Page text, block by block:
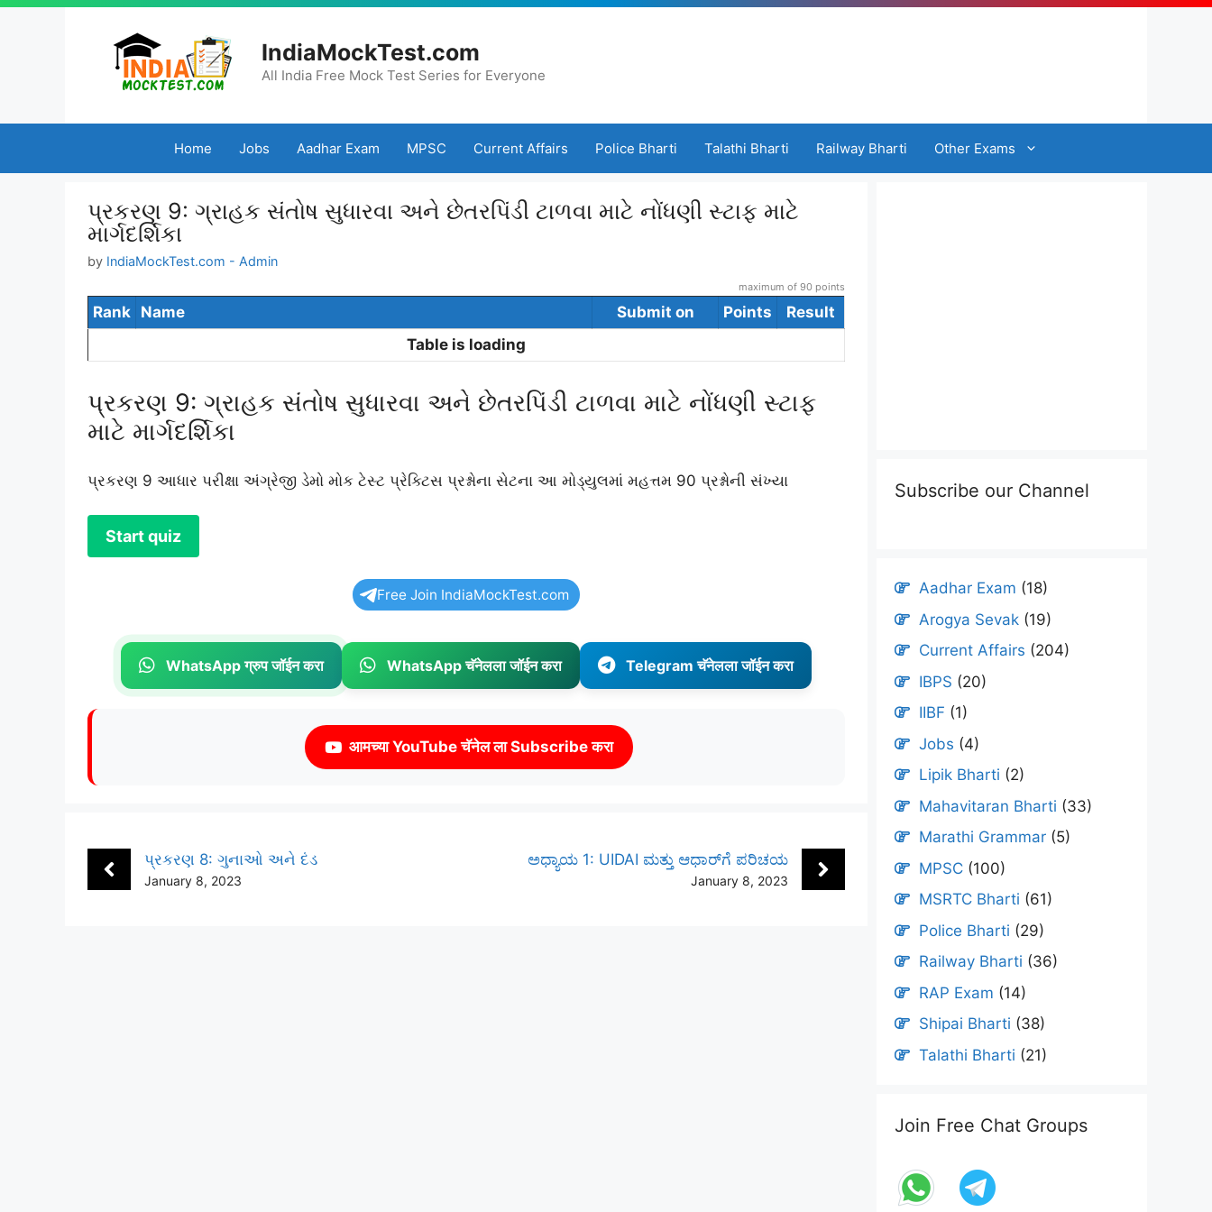
Skip
IndiaMockTest.com
All India Free Mock Test Series for Everyone
Home Jobs Aadhar Exam MPSC Current Affairs Police Bharti Talathi Bharti Railway Bharti Other Exams
પ્રકરણ 9: ગ્રાહક સંતોષ સુધારવા અને છેતરપિંડી ટાળવા માટે નોંધણી સ્ટાફ માટે
માર્ગદર્શિકા
by IndiaMockTest.com - Admin
maximum of 90 points
Rank Name Submit on Points
Result
Table is loading
પ્રકરણ 9: ગ્રાહક સંતોષ સુધારવા અને છેતરપિંડી ટાળવા માટે નોંધણી સ્ટાફ
માટે માર્ગદર્શિકા
પ્રકરણ 9 આધાર પરીક્ષા અંગ્રેજી ડેમો મોક ટેસ્ટ પ્રેક્ટિસ પ્રશ્નોના સેટના આ મોડ્યુલમાં મહત્તમ 90 પ્રશ્નોની સંખ્યા
Free Join IndiaMockTest.com
WhatsApp ग्रुप जॉईन करा WhatsApp चॅनेलला जॉईन करा Telegram चॅनेलला जॉईन करा
आमच्या YouTube चॅनेल ला Subscribe करा
પ્રકરણ 8: ગુનાઓ અને દંડ
January 8, 2023
ಅಧ್ಯಾಯ 1: UIDAI ಮತ್ತು ಆಧಾರ್‌ಗೆ ಪರಿಚಯ
January 8, 2023
Subscribe our Channel
Aadhar Exam (18)
Arogya Sevak (19)
Current Affairs (204)
IBPS (20)
IIBF (1)
Jobs (4)
Lipik Bharti (2)
Mahavitaran Bharti (33)
Marathi Grammar (5)
MPSC (100)
MSRTC Bharti (61)
Police Bharti (29)
Railway Bharti (36)
RAP Exam (14)
Shipai Bharti (38)
Talathi Bharti (21)
Join Free Chat Groups